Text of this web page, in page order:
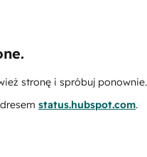
stronę i spróbuj ponownie.
status.hubspot.com.